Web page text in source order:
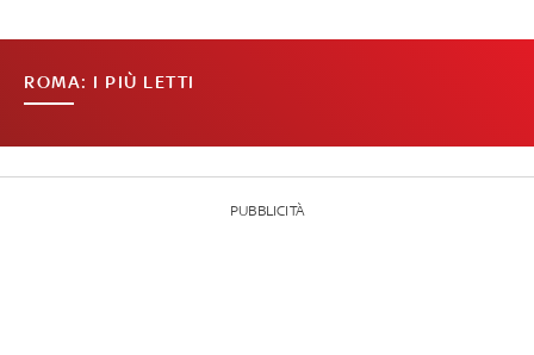
ROMA: I PIÙ LETTI
PUBBLICITÀ